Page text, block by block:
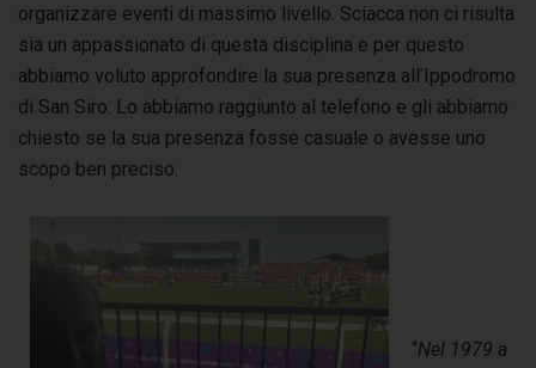
organizzare eventi di massimo livello. Sciacca non ci risulta
sia un appassionato di questa disciplina e per questo
abbiamo voluto approfondire la sua presenza all’Ippodromo
di San Siro. Lo abbiamo raggiunto al telefono e gli abbiamo
chiesto se la sua presenza fosse casuale o avesse uno
scopo ben preciso.
“Nel 1979 a